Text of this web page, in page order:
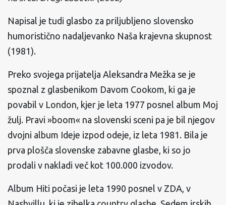
Napisal je tudi glasbo za priljubljeno slovensko
humoristično nadaljevanko Naša krajevna skupnost
(1981).
Preko svojega prijatelja Aleksandra Mežka se je
spoznal z glasbenikom Davom Cookom, ki ga je
povabil v London, kjer je leta 1977 posnel album Moj
žulj. Pravi »boom« na slovenski sceni pa je bil njegov
dvojni album Ideje izpod odeje, iz leta 1981. Bila je
prva plošča slovenske zabavne glasbe, ki so jo
prodali v nakladi več kot 100.000 izvodov.
Album Hiti počasi je leta 1990 posnel v ZDA, v